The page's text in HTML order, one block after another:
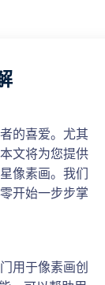
的喜爱。尤其
文将为您提供
像素画。我们
开始一步步掌
用于像素画创